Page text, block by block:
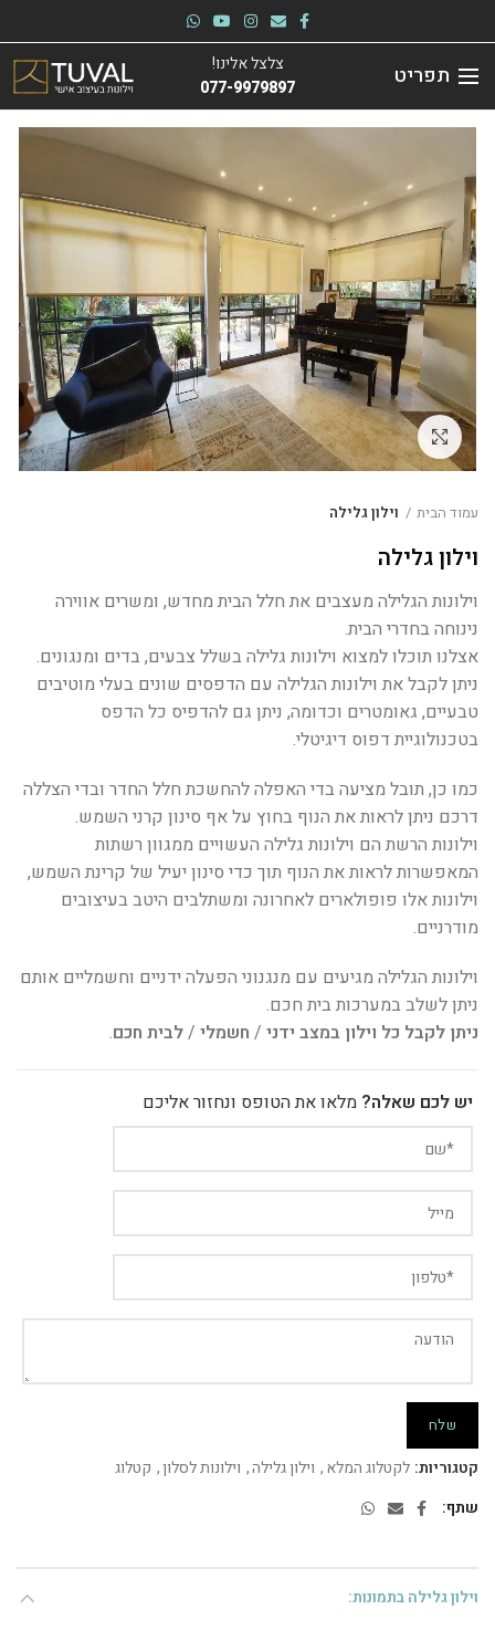
תפריט
צלצל אלינו!
077-9979897
לחץ להגדלה
עמוד הבית וילון גלילה
וילון גלילה
וילונות הגלילה מעצבים את חלל הבית מחדש, ומשרים אווירה
נינוחה בחדרי הבית.
אצלנו תוכלו למצוא וילונות גלילה בשלל צבעים, בדים ומנגונים.
ניתן לקבל את וילונות הגלילה עם הדפסים שונים בעלי מוטיבים
טבעיים, גאומטרים וכדומה, ניתן גם להדפיס כל הדפס
בטכנולוגיית דפוס דיגיטלי.
כמו כן, תובל מציעה בדי האפלה להחשכת חלל החדר ובדי הצללה
דרכם ניתן לראות את הנוף בחוץ על אף סינון קרני השמש.
וילונות הרשת הם וילונות גלילה העשויים ממגוון רשתות
המאפשרות לראות את הנוף תוך כדי סינון יעיל של קרינת השמש,
וילונות אלו פופולארים לאחרונה ומשתלבים היטב בעיצובים
מודרניים.
וילונות הגלילה מגיעים עם מנגנוני הפעלה ידניים וחשמליים אותם
ניתן לשלב במערכות בית חכם.
ניתן לקבל כל וילון במצב ידני / חשמלי /לבית חכם.
יש לכם שאלה? מלאו את הטופס ונחזור אליכם
קטגוריות: לקטלוג המלא, וילון גלילה, וילונות לסלון, קטלוג
שתף
וילון גלילה בתמונות: